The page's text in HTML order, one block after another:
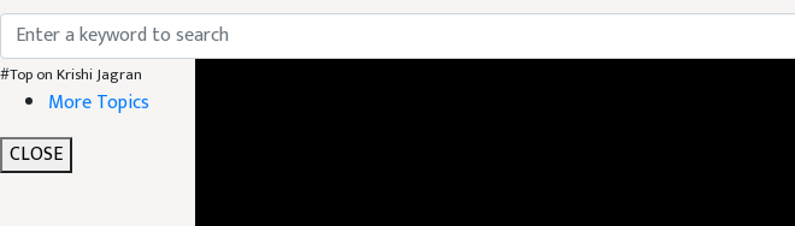
#Top on Krishi Jagran
More Topics
CLOSE
ADVERTISEMENT